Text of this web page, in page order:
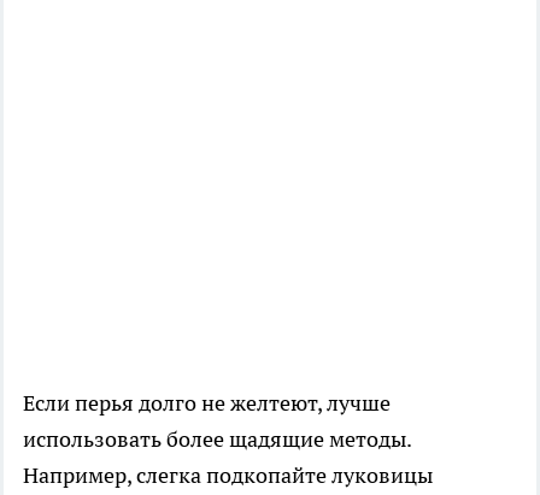
Если перья долго не желтеют, лучше
использовать более щадящие методы.
Например, слегка подкопайте луковицы